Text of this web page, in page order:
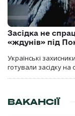
Засідка не
«ждунів» під
Українські
готували засідку
ВАКАНСІЇ